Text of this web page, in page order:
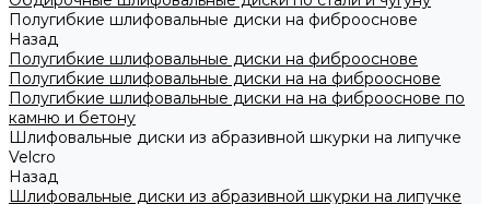
Полугибкие шлифовальные диски на фиброоснове
Назад
Полугибкие шлифовальные диски на фиброоснове
Полугибкие шлифовальные диски на на фиброоснове
Полугибкие шлифовальные диски на на фиброоснове по
камню и бетону
Шлифовальные диски из абразивной шкурки на липучке
Velcro
Назад
Шлифовальные диски из абразивной шкурки на липучке